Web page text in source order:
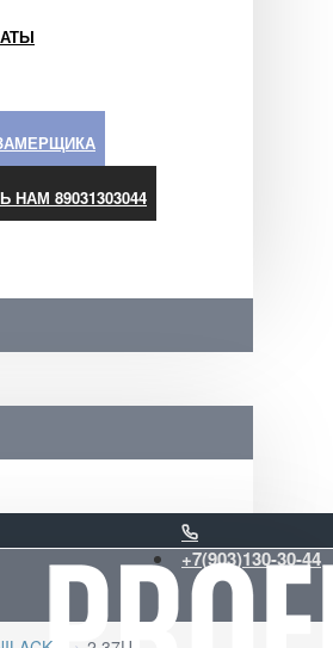
НАМ 89031303044
+7(903)130-30-44